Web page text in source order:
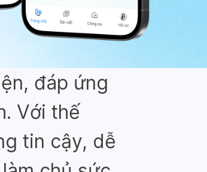
đáp ứng
Với thế
tin cậy, dễ